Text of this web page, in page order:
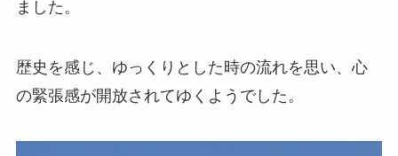
ました。
歴史を感じ、ゆっくりとした時の流れを思い、心
の緊張感が開放されてゆくようでした。